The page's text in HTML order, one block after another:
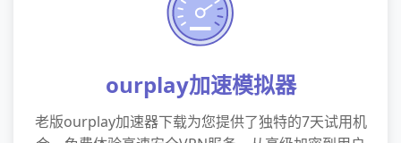
ourplay加速模拟器
老版ourplay加速器下载为您提供了独特的7天试用机